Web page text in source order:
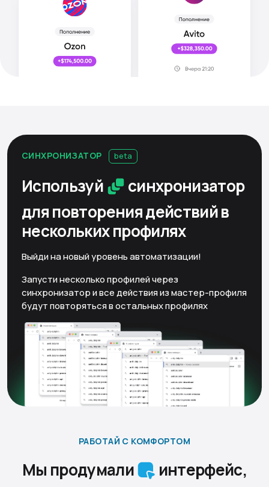
СИНХРОНИЗАТОР beta
Используй
синхронизатор
для повторения действийв
нескольких профилях
Выйди на новый уровень автоматизации!
Запусти несколько профилей через
синхронизатор и все действия из мастер-профиля
будут повторяться в остальных профилях
РАБОТАЙ С КОМФОРТОМ
Мы продумали
интерфейс,